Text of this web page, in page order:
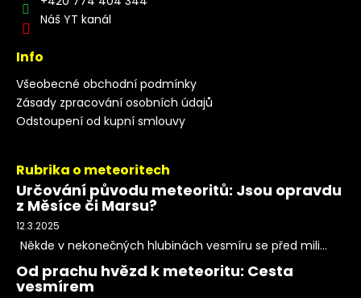
Náš YT kanál
Info
Všeobecné obchodní podmínky
Zásady zpracování osobních údajů
Odstoupení od kupní smlouvy
Rubrika o meteoritech
Určování původu meteoritů: Jsou opravdu
z Měsíce či Marsu?
12.3.2025
Někde v nekonečných hlubinách vesmíru se před mili...
Od prachu hvězd k meteoritu: Cesta
vesmírem